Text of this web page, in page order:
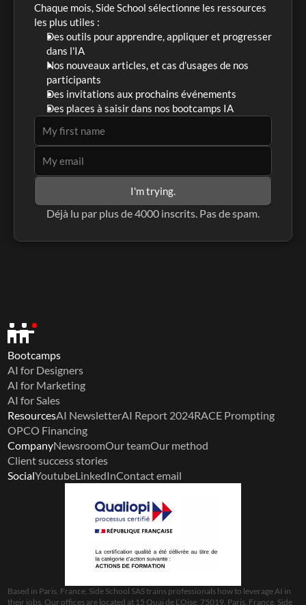
Chaque mois, Side School sélectionne les ressources
les plus utiles :
Des outils pour apprendre, appliquer et progresser
dans l'IA
Nos nouveaux articles, et cas d'usages de nos
participants
Des invitations aux prochains événements
Des places à saisir dans nos bootcamps IA
I'm trying.
Déjà lu par plus de 4000 inscrits. Pas de spam.
Bootcamps
AI for Designers
AI for Marketing
AI for Sales
ResourcesAI NewsletterAI Report 2024RACE Prompting
OPCO Financing
CompanyNewsroomOur teamOur method
Client success stories
SocialYoutubeLinkedInContact email
Based in Paris, France, Side School SAS trains professionals how to leverage AI in
their jobs. Our offices are located at 15 Quai de L’Oise, 75019, Paris, France. Side